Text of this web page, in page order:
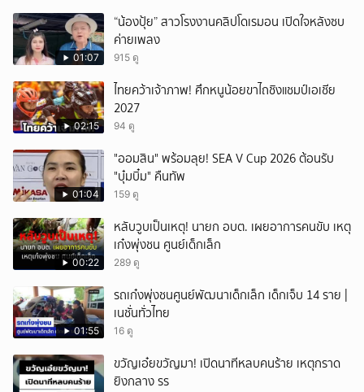
01:07
“น้องปุ้ย” สาวโรงงานคลิปโดเรมอน เปิดใจหลังซบ
ค่ายเพลง
915 ดู
02:15
ไทยคว้าเจ้าภาพ! ศึกหนูน้อยขาไถชิงแชมป์เอเชีย
2027
94 ดู
01:04
"ออมสิน" พร้อมลุย! SEA V Cup 2026 ต้อนรับ
"บุ๋มบิ๋ม" คืนทัพ
159 ดู
00:22
หลับวูบเป็นเหตุ! นายก อบต. เผยอาการคนขับ เหตุ
เก๋งพุ่งชน ศูนย์เด็กเล็ก
289 ดู
01:55
รถเก๋งพุ่งชนศูนย์พัฒนาเด็กเล็ก เด็กเจ็บ 14 ราย |
เนชั่นทั่วไทย
16 ดู
ขวัญเอ๋ยขวัญมา! เปิดนาทีหลบคนร้าย เหตุกราด
ยิงกลาง รร